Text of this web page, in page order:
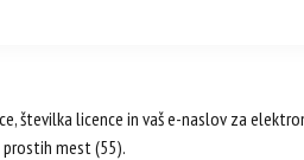
številka licence in vaš e-naslov za
mest (55).